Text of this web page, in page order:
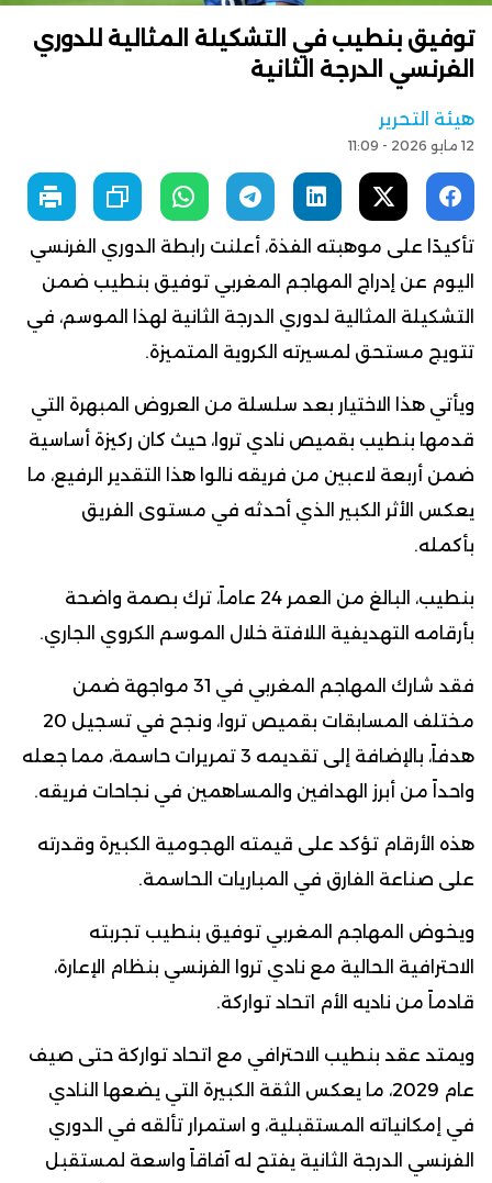
توفيق بنطيب في التشكيلة المثالية للدوري
الفرنسي الدرجة الثانية
هيئة التحرير
12 مايو 2026 - 11:09
تأكيدًا على موهبته الفذة، أعلنت رابطة الدوري الفرنسي
اليوم عن إدراج المهاجم المغربي توفيق بنطيب ضمن
التشكيلة المثالية لدوري الدرجة الثانية لهذا الموسم، في
تتويج مستحق لمسيرته الكروية المتميزة.
ويأتي هذا الاختيار بعد سلسلة من العروض المبهرة التي
قدمها بنطيب بقميص نادي تروا، حيث كان ركيزة أساسية
ضمن أربعة لاعبين من فريقه نالوا هذا التقدير الرفيع، ما
يعكس الأثر الكبير الذي أحدثه في مستوى الفريق
بأكمله.
بنطيب، البالغ من العمر 24 عاماً، ترك بصمة واضحة
بأرقامه التهديفية اللافتة خلال الموسم الكروي الجاري.
فقد شارك المهاجم المغربي في 31 مواجهة ضمن
مختلف المسابقات بقميص تروا، ونجح في تسجيل 20
هدفاً، بالإضافة إلى تقديمه 3 تمريرات حاسمة، مما جعله
واحداً من أبرز الهدافين والمساهمين في نجاحات فريقه.
هذه الأرقام تؤكد على قيمته الهجومية الكبيرة وقدرته
على صناعة الفارق في المباريات الحاسمة.
ويخوض المهاجم المغربي توفيق بنطيب تجربته
الاحترافية الحالية مع نادي تروا الفرنسي بنظام الإعارة،
قادماً من ناديه الأم اتحاد تواركة.
ويمتد عقد بنطيب الاحترافي مع اتحاد تواركة حتى صيف
عام 2029، ما يعكس الثقة الكبيرة التي يضعها النادي
في إمكانياته المستقبلية، و استمرار تألقه في الدوري
الفرنسي الدرجة الثانية يفتح له آفاقاً واسعة لمستقبل